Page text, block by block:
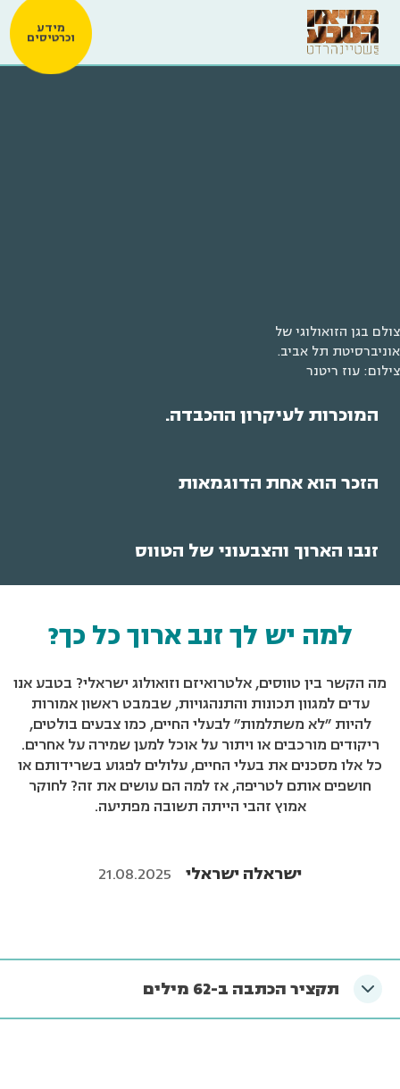
מידע
וכרטיסים
זנבו הארוך והצבעוני של הטווס
הזכר הוא אחת הדוגמאות
המוכרות לעיקרון ההכבדה.
צולם בגן הזואולוגי של
אוניברסיטת תל אביב.
צילום: עוז ריטנר
למה יש לך זנב ארוך כל כך?
מה הקשר בין טווסים, אלטרואיזם וזואולוג ישראלי? בטבע אנו
עדים למגוון תכונות והתנהגויות, שבמבט ראשון אמורות
להיות "לא משתלמות" לבעלי החיים, כמו צבעים בולטים,
ריקודים מורכבים או ויתור על אוכל למען שמירה על אחרים.
כל אלו מסכנים את בעלי החיים, עלולים לפגוע בשרידותם או
חושפים אותם לטריפה, אז למה הם עושים את זה? לחוקר
אמוץ זהבי הייתה תשובה מפתיעה.
ישראלה ישראלי 21.08.2025
תקציר הכתבה ב-62 מילים